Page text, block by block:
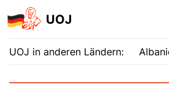
UOJ
UOJ in anderen Ländern: